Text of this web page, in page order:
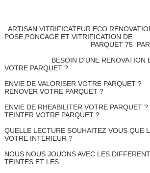
ARTISAN VITRIFICATEUR ECO
POSE,PONCAGE ET VITRIFICATION DE
PARQUET 75 PARIS-ILE
BESOIN D’UNE RENOVATION
VOTRE PARQUET ?
ENVIE DE VALORISER VOTRE PARQUET
RENOVER VOTRE PARQUET ?
ENVIE DE RHEABILITER VOTRE PARQUET
TEINTER VOTRE PARQUET ?
QUELLE LECTURE SOUHAITEZ VOUS QUE
VOTRE INTERIEUR ?
NOUS NOUS JOUONS AVEC LES
TEINTES ET LES